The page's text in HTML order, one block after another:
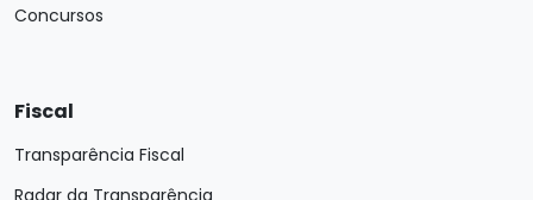
Concursos
Fiscal
Transparência Fiscal
Radar da Transparência